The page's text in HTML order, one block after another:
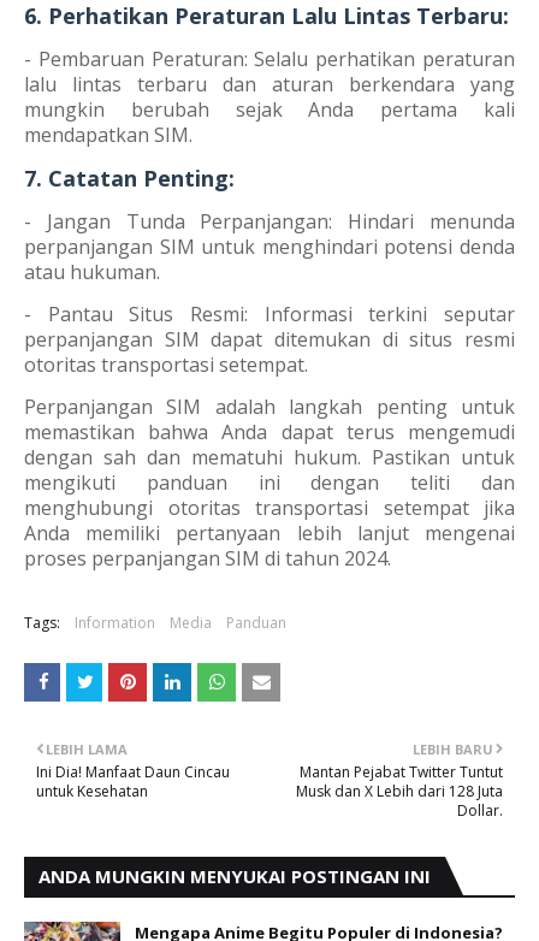
6. Perhatikan Peraturan Lalu Lintas Terbaru:
- Pembaruan Peraturan: Selalu perhatikan peraturan
lalu lintas terbaru dan aturan berkendara yang
mungkin berubah sejak Anda pertama kali
mendapatkan SIM.
7. Catatan Penting:
- Jangan Tunda Perpanjangan: Hindari menunda
perpanjangan SIM untuk menghindari potensi denda
atau hukuman.
- Pantau Situs Resmi: Informasi terkini seputar
perpanjangan SIM dapat ditemukan di situs resmi
otoritas transportasi setempat.
Perpanjangan SIM adalah langkah penting untuk
memastikan bahwa Anda dapat terus mengemudi
dengan sah dan mematuhi hukum. Pastikan untuk
mengikuti panduan ini dengan teliti dan
menghubungi otoritas transportasi setempat jika
Anda memiliki pertanyaan lebih lanjut mengenai
proses perpanjangan SIM di tahun 2024.
Tags: Information Media Panduan
LEBIH BARU
Mantan Pejabat Twitter Tuntut
Musk dan X Lebih dari 128 Juta
Dollar.
LEBIH LAMA
Ini Dia! Manfaat Daun Cincau
untuk Kesehatan
ANDA MUNGKIN MENYUKAI POSTINGAN INI
Mengapa Anime Begitu Populer di Indonesia?